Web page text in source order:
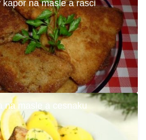
na masle a rasci
na masle a cesnaku